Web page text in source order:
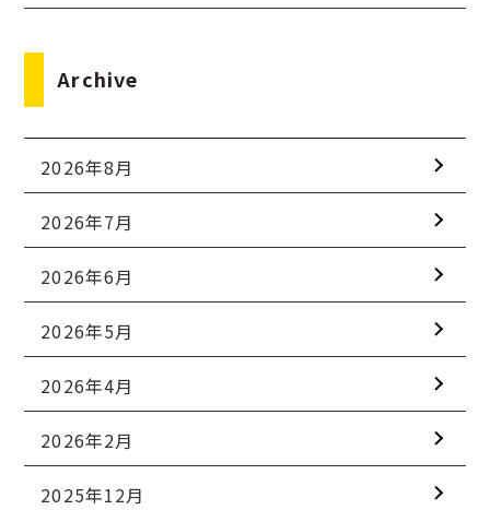
Archive
2026年8月
2026年7月
2026年6月
2026年5月
2026年4月
2026年2月
2025年12月